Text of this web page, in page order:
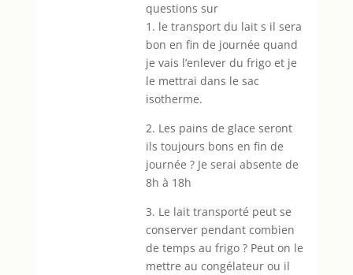
questions sur
1. le transport du lait s il sera
bon en fin de journée quand
je vais l’enlever du frigo et je
le mettrai dans le sac
isotherme.
2. Les pains de glace seront
ils toujours bons en fin de
journée ? Je serai absente de
8h à 18h
3. Le lait transporté peut se
conserver pendant combien
de temps au frigo ? Peut on le
mettre au congélateur ou il